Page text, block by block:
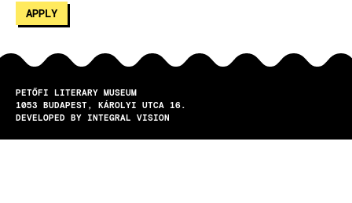
PETŐFI LITERARY MUSEUM
1053
BUDAPEST
KÁROLYI UTCA 16.
DEVELOPED BY INTEGRAL VISION